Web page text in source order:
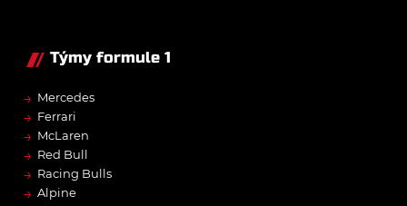
Týmy formule 1
→ Mercedes
→ Ferrari
→ McLaren
→ Red Bull
→ Racing Bulls
→ Alpine